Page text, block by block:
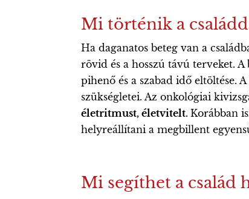
Mi történik a
Ha daganatos beteg van a
rövid és a hosszú távú terveket.
pihenő és a szabad idő eltöltése.
szükségletei. Az onkológiai
életritmust, életvitelt.Korábban
helyreállítani a megbillent
Mi segíthet a család